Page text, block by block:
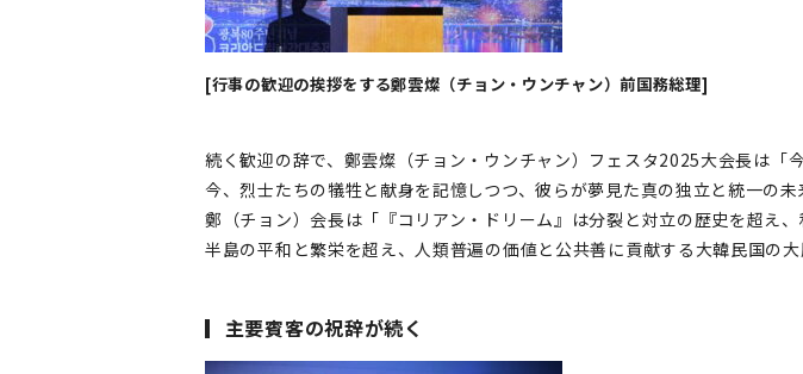
[行事の歓迎の挨拶をする鄭雲燦（チョン・ウンチャン）前国務総理]
続く歓迎の辞で、鄭雲燦（チョン・ウンチャン）フェスタ2025大会長は
今、烈士たちの犠牲と献身を記憶しつつ、彼らが夢見た真の独立と統一の
鄭（チョン）会長は「『コリアン・ドリーム』は分裂と対立の歴史を超え
半島の平和と繁栄を超え、人類普遍の価値と公共善に貢献する大韓民国の大
▎主要賓客の祝辞が続く